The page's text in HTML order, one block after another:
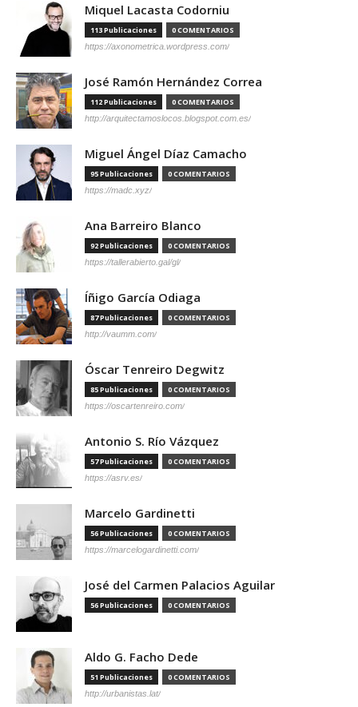
Miquel Lacasta Codorniu
113 Publicaciones 0 COMENTARIOS
https://axonometrica.wordpress.com/
José Ramón Hernández Correa
112 Publicaciones 0 COMENTARIOS
http://arquitectamoslocos.blogspot.com.es/
Miguel Ángel Díaz Camacho
95 Publicaciones 0 COMENTARIOS
https://madc.xyz/
Ana Barreiro Blanco
92 Publicaciones 0 COMENTARIOS
https://tallerabierto.gal/gl/
Íñigo García Odiaga
87 Publicaciones 0 COMENTARIOS
http://vaumm.com/
Óscar Tenreiro Degwitz
85 Publicaciones 0 COMENTARIOS
https://oscartenreiro.com/
Antonio S. Río Vázquez
57 Publicaciones 0 COMENTARIOS
https://asrv.es/
Marcelo Gardinetti
56 Publicaciones 0 COMENTARIOS
https://marcelogardinetti.com/
José del Carmen Palacios Aguilar
56 Publicaciones 0 COMENTARIOS
Aldo G. Facho Dede
51 Publicaciones 0 COMENTARIOS
http://urbanistas.lat/